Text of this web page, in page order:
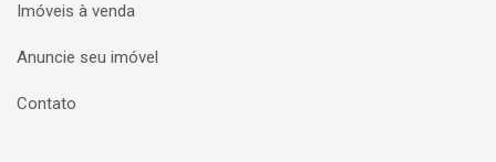
Imóveis à venda
Anuncie seu imóvel
Contato